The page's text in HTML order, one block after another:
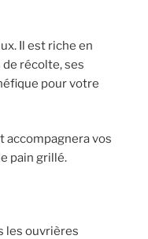
Il est riche en
récolte, ses
pour votre
accompagnera vos
pain grillé.
les ouvrières